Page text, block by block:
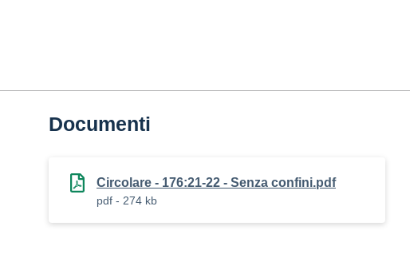
Documenti
Circolare - 176:21-22 - Senza confini.pdf
pdf - 274 kb